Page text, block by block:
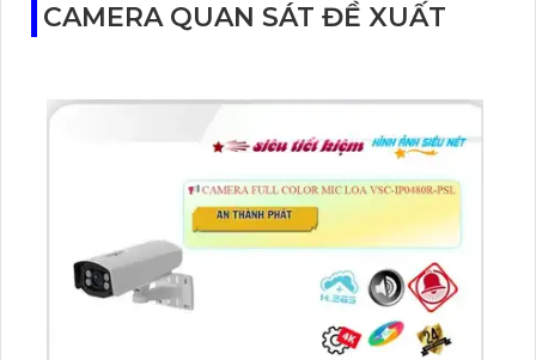
CAMERA QUAN SÁT ĐỀ XUẤT